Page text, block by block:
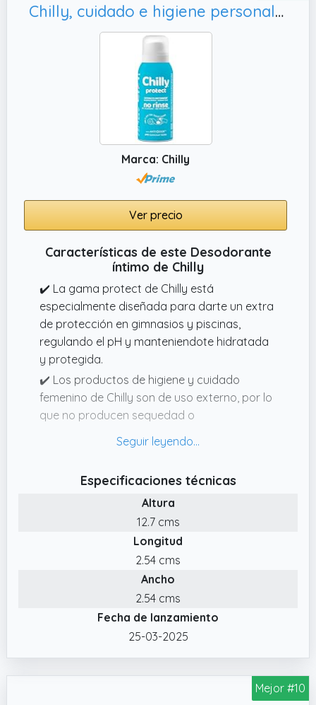
aportando frescor al instante en cualquier
✔️ Spray desodorante íntimo es respetuoso
con la piel para una sensación de limpieza y
frescor en cualquier momento y lugar. Hasta
24 horas de protección
✔️ Vagisil es una marca especializada en
bienestar y salud íntima
Chilly, cuidado e higiene personal en espuma sin aclarado Protect 100ml.
Marca: Chilly
Ver precio
Características de este Desodorante
íntimo de Chilly
✔️ La gama protect de Chilly está
especialmente diseñada para darte un extra
de protección en gimnasios y piscinas,
regulando el pH y manteniendote hidratada
y protegida.
✔️ Los productos de higiene y cuidado
femenino de Chilly son de uso externo, por lo
que no producen sequedad o
jabones ayudan a mantener siempre
✔️ Espuma de higiene y cuidado femenino sin
aclarado de fácil uso. Agita el producto,
presiona 12 veces sobre un trozo de papel
higiénico, úsalo como de costumbre y
✔️ Chilly, reconocida en el cuidado e higiene
femenina, garantiza una higiene efectiva y
respetuosa.
✔️ Espuma de higiene y cuidado femenino
Especificaciones técnicas
Altura
12.7 cms
Longitud
2.54 cms
Ancho
2.54 cms
Fecha de lanzamiento
25-03-2025
Mejor #10